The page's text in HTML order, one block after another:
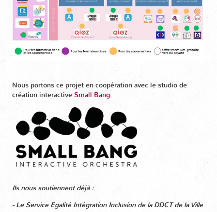
Nous portons ce projet en coopération avec le studio de
création interactive Small Bang.
Ils nous soutiennent déjà :
- Le Service Egalité Intégration Inclusion de la DDCT de la Ville